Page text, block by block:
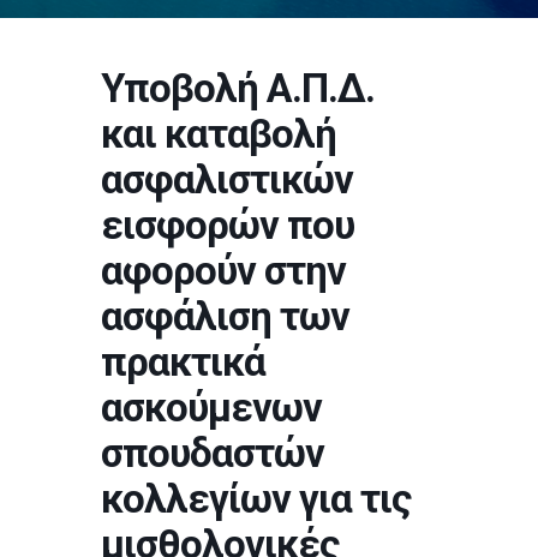
Υποβολή Α.Π.Δ.
και καταβολή
ασφαλιστικών
εισφορών που
αφορούν στην
ασφάλιση των
πρακτικά
ασκούμενων
σπουδαστών
κολλεγίων για τις
μισθολογικές